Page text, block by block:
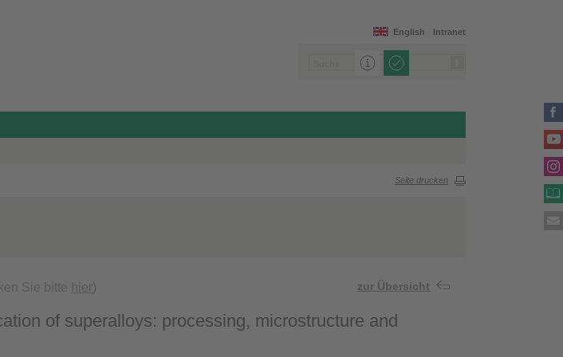
Intranet
English
Seite drucken
Sie bitte hier) zur Übersicht
of superalloys: processing, microstructure and